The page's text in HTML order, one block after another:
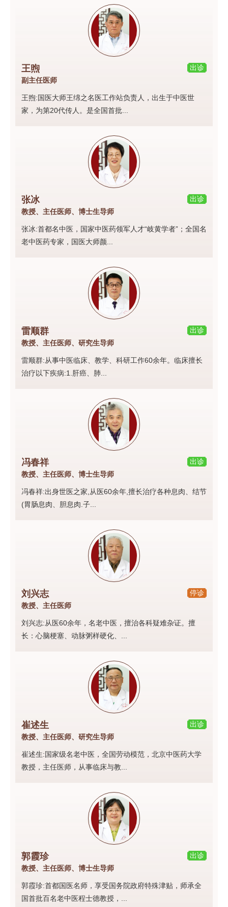
出诊
王煦
副主任医师
王煦:国医大师王绵之名医工作站负责人，出生于中医世
家，为第20代传人。是全国首批...
出诊
张冰
教授、主任医师、博士生导师
张冰:首都名中医，国家中医药领军人才“岐黄学者”；全国名
老中医药专家，国医大师颜...
出诊
雷顺群
教授、主任医师、研究生导师
雷顺群:从事中医临床、教学、科研工作60余年。临床擅长
治疗以下疾病:1.肝癌、肺...
出诊
冯春祥
教授、主任医师、博士生导师
冯春祥:出身世医之家,从医60余年,擅长治疗各种息肉、结节
(胃肠息肉、胆息肉.子...
停诊
刘兴志
教授、主任医师
刘兴志:从医60余年，名老中医，擅治各科疑难杂证。擅
长：心脑梗塞、动脉粥样硬化、...
出诊
崔述生
教授、主任医师、研究生导师
崔述生:国家级名老中医，全国劳动模范，北京中医药大学
教授，主任医师，从事临床与教...
出诊
郭霞珍
教授、主任医师、博士生导师
郭霞珍:首都国医名师，享受国务院政府特殊津贴，师承全
国首批百名老中医程士德教授，...